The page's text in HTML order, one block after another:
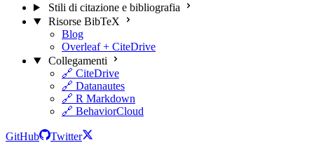
Stili di citazione e bibliografia
Risorse BibTeX
Blog
Overleaf + CiteDrive
Collegamenti
🔗 CiteDrive
🔗 Datanautes
🔗 R Markdown
🔗 BehaviorCloud
GitHub
Twitter